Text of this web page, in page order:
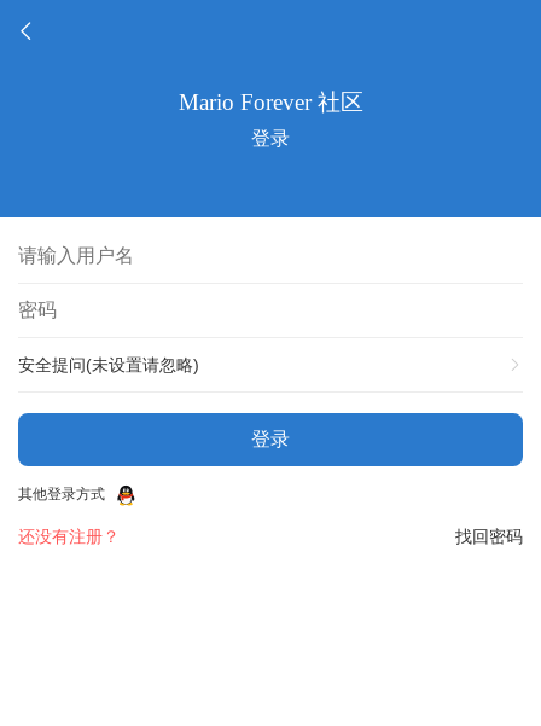
登录
安全提问(未设置请忽略)
登录
其他登录方式
找回密码
还没有注册？